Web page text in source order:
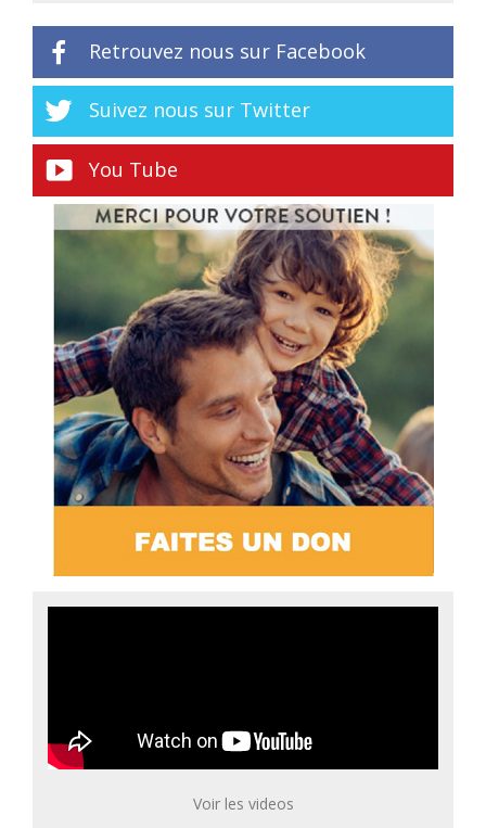
Retrouvez nous sur Facebook
Suivez nous sur Twitter
You Tube
Voir les videos